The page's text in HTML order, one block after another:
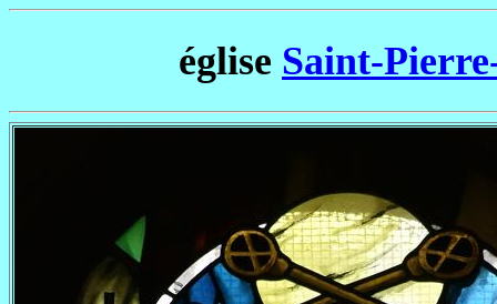
église Saint-